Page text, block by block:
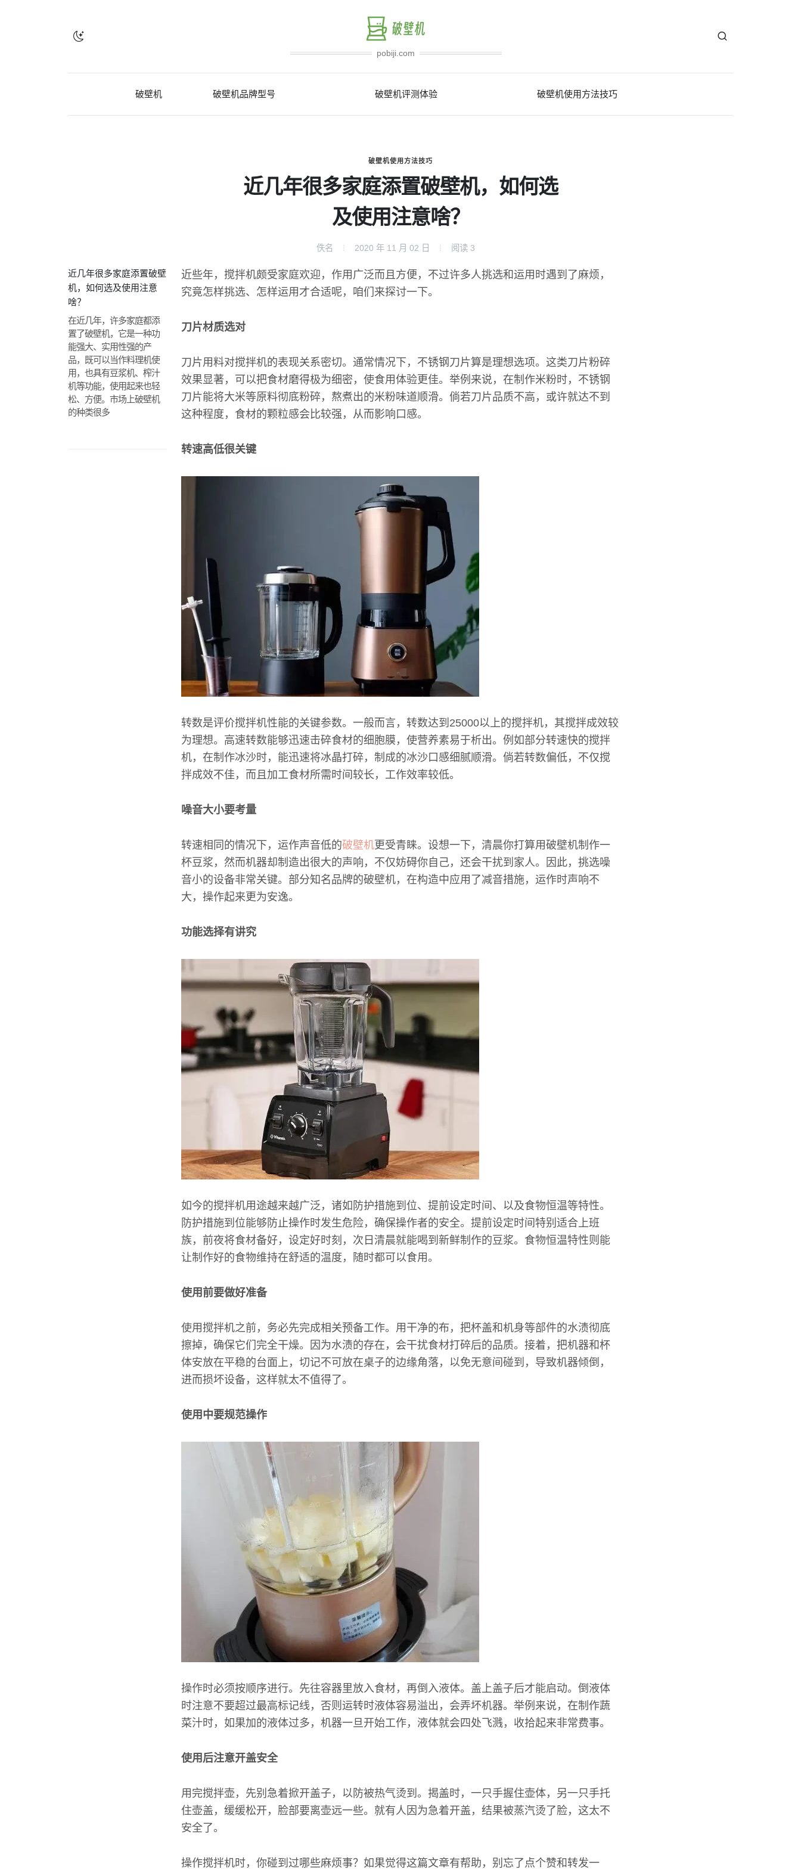
pobiji.com
破壁机 破壁机品牌型号 破壁机评测体验 破壁机使用方法技巧
破壁机使用方法技巧
近几年很多家庭添置破壁机，如何选
及使用注意啥？
佚名 2020 年 11 月 02 日 阅读 3
近几年很多家庭添置破壁
机，如何选及使用注意
啥？
在近几年，许多家庭都添
置了破壁机，它是一种功
能强大、实用性强的产
品，既可以当作料理机使
用，也具有豆浆机、榨汁
机等功能，使用起来也轻
松、方便。市场上破壁机
的种类很多
近些年，搅拌机颇受家庭欢迎，作用广泛而且方便，不过许多人挑选和运用时遇到了麻烦，
究竟怎样挑选、怎样运用才合适呢，咱们来探讨一下。
刀片材质选对
刀片用料对搅拌机的表现关系密切。通常情况下，不锈钢刀片算是理想选项。这类刀片粉碎
效果显著，可以把食材磨得极为细密，使食用体验更佳。举例来说，在制作米粉时，不锈钢
刀片能将大米等原料彻底粉碎，熬煮出的米粉味道顺滑。倘若刀片品质不高，或许就达不到
这种程度，食材的颗粒感会比较强，从而影响口感。
转速高低很关键
转数是评价搅拌机性能的关键参数。一般而言，转数达到25000以上的搅拌机，其搅拌成效较
为理想。高速转数能够迅速击碎食材的细胞膜，使营养素易于析出。例如部分转速快的搅拌
机，在制作冰沙时，能迅速将冰晶打碎，制成的冰沙口感细腻顺滑。倘若转数偏低，不仅搅
拌成效不佳，而且加工食材所需时间较长，工作效率较低。
噪音大小要考量
转速相同的情况下，运作声音低的破壁机更受青睐。设想一下，清晨你打算用破壁机制作一
杯豆浆，然而机器却制造出很大的声响，不仅妨碍你自己，还会干扰到家人。因此，挑选噪
音小的设备非常关键。部分知名品牌的破壁机，在构造中应用了减音措施，运作时声响不
大，操作起来更为安逸。
功能选择有讲究
如今的搅拌机用途越来越广泛，诸如防护措施到位、提前设定时间、以及食物恒温等特性。
防护措施到位能够防止操作时发生危险，确保操作者的安全。提前设定时间特别适合上班
族，前夜将食材备好，设定好时刻，次日清晨就能喝到新鲜制作的豆浆。食物恒温特性则能
让制作好的食物维持在舒适的温度，随时都可以食用。
使用前要做好准备
使用搅拌机之前，务必先完成相关预备工作。用干净的布，把杯盖和机身等部件的水渍彻底
擦掉，确保它们完全干燥。因为水渍的存在，会干扰食材打碎后的品质。接着，把机器和杯
体安放在平稳的台面上，切记不可放在桌子的边缘角落，以免无意间碰到，导致机器倾倒，
进而损坏设备，这样就太不值得了。
使用中要规范操作
操作时必须按顺序进行。先往容器里放入食材，再倒入液体。盖上盖子后才能启动。倒液体
时注意不要超过最高标记线，否则运转时液体容易溢出，会弄坏机器。举例来说，在制作蔬
菜汁时，如果加的液体过多，机器一旦开始工作，液体就会四处飞溅，收拾起来非常费事。
使用后注意开盖安全
用完搅拌壶，先别急着掀开盖子，以防被热气烫到。揭盖时，一只手握住壶体，另一只手托
住壶盖，缓缓松开，脸部要离壶远一些。就有人因为急着开盖，结果被蒸汽烫了脸，这太不
安全了。
操作搅拌机时，你碰到过哪些麻烦事？如果觉得这篇文章有帮助，别忘了点个赞和转发一